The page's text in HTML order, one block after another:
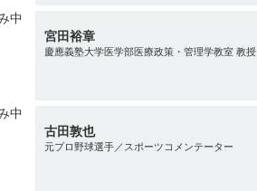
宮田裕章
慶應義塾大学医学部医療政策・管理学教室 教授
古田敦也
元プロ野球選手／スポーツコメンテーター